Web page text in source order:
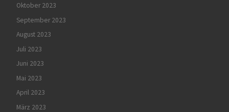
Oktober 2023
September 2023
August 2023
Juli 2023
Juni 2023
Mai 2023
April 2023
März 2023